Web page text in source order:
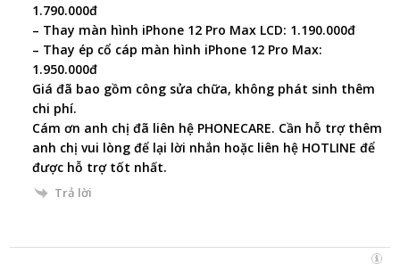
1.790.000đ
– Thay màn hình iPhone 12 Pro Max LCD: 1.190.000đ
– Thay ép cổ cáp màn hình iPhone 12 Pro Max:
1.950.000đ
Giá đã bao gồm công sửa chữa, không phát sinh thêm
chi phí.
Cám ơn anh chị đã liên hệ PHONECARE. Cần hỗ trợ thêm
anh chị vui lòng để lại lời nhắn hoặc liên hệ HOTLINE để
được hỗ trợ tốt nhất.
Trả lời